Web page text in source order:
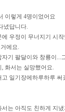
이렇게 4명이었어요
녔답니다.
우정이 무너지기 시작
에요.
기 팔달이와 창룡이
화서는 실망했어요.
일기장에하루하루 써
는 아직도 친하게 지